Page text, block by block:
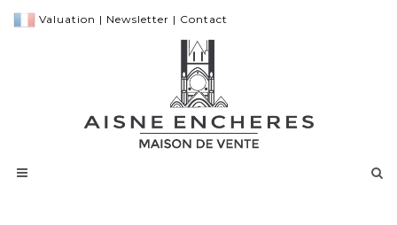
Valuation | Newsletter | Contact